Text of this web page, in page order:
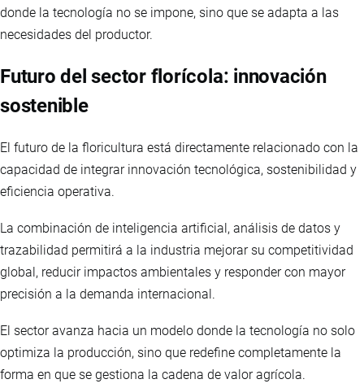
donde la tecnología no se impone, sino que se adapta a las
necesidades del productor.
Futuro del sector florícola: innovación
sostenible
El futuro de la floricultura está directamente relacionado con la
capacidad de integrar innovación tecnológica, sostenibilidad y
eficiencia operativa.
La combinación de inteligencia artificial, análisis de datos y
trazabilidad permitirá a la industria mejorar su competitividad
global, reducir impactos ambientales y responder con mayor
precisión a la demanda internacional.
El sector avanza hacia un modelo donde la tecnología no solo
optimiza la producción, sino que redefine completamente la
forma en que se gestiona la cadena de valor agrícola.